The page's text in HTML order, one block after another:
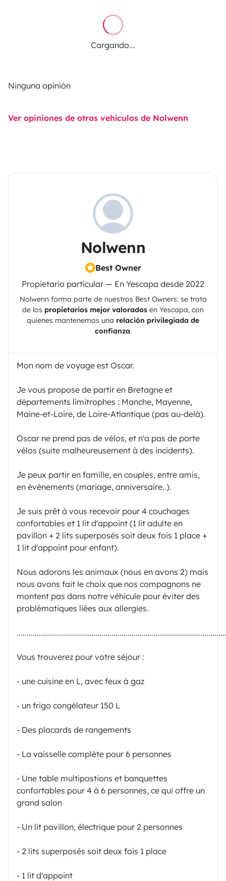
Cargando...
Ninguna opinión
Ver opiniones de otros vehículos de Nolwenn
Nolwenn
Best Owner
Propietario particular — En Yescapa desde 2022
Nolwenn forma parte de nuestros Best Owners: se trata
de los propietarios mejor valorados en Yescapa, con
quienes mantenemos una relación privilegiada de
confianza.
Mon nom de voyage est Oscar.
Je vous propose de partir en Bretagne et
départements limitrophes : Manche, Mayenne,
Maine-et-Loire, de Loire-Atlantique (pas au-delà).
Oscar ne prend pas de vélos, et n'a pas de porte
vélos (suite malheureusement à des incidents).
Je peux partir en famille, en couples, entre amis,
en évènements (mariage, anniversaire..).
Je suis prêt à vous recevoir pour 4 couchages
confortables et 1 lit d'appoint (1 lit adulte en
pavillon + 2 lits superposés soit deux fois 1 place +
1 lit d'appoint pour enfant).
Nous adorons les animaux (nous en avons 2) mais
nous avons fait le choix que nos compagnons ne
montent pas dans notre véhicule pour éviter des
problématiques liées aux allergies.
Vous trouverez pour votre séjour :
- une cuisine en L, avec feux à gaz
- un frigo congélateur 150 L
- Des placards de rangements
- La vaisselle complète pour 6 personnes
- Une table multipostions et banquettes
confortables pour 4 à 6 personnes, ce qui offre un
grand salon
- Un lit pavillon, électrique pour 2 personnes
- 2 lits superposés soit deux fois 1 place
- 1 lit d'appoint